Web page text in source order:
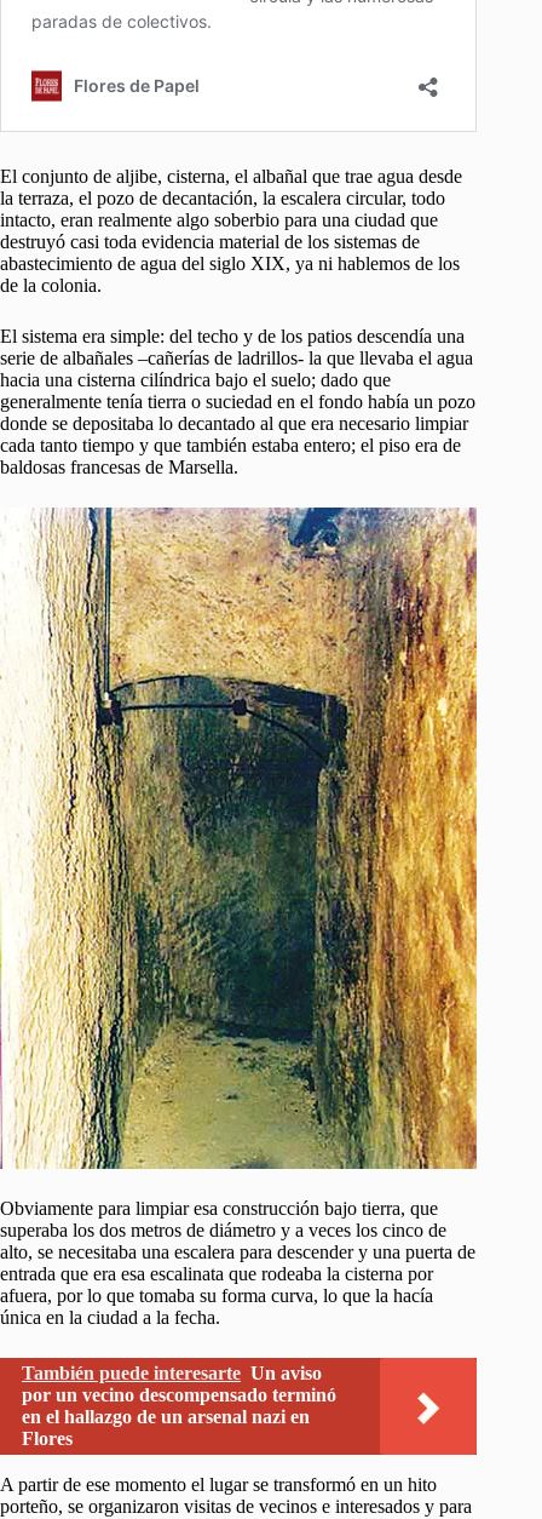
El conjunto de aljibe, cisterna, el albañal que trae agua desde
la terraza, el pozo de decantación, la escalera circular, todo
intacto, eran realmente algo soberbio para una ciudad que
destruyó casi toda evidencia material de los sistemas de
abastecimiento de agua del siglo XIX, ya ni hablemos de los
de la colonia.
El sistema era simple: del techo y de los patios descendía una
serie de albañales –cañerías de ladrillos- la que llevaba el agua
hacia una cisterna cilíndrica bajo el suelo; dado que
generalmente tenía tierra o suciedad en el fondo había un pozo
donde se depositaba lo decantado al que era necesario limpiar
cada tanto tiempo y que también estaba entero; el piso era de
baldosas francesas de Marsella.
Obviamente para limpiar esa construcción bajo tierra, que
superaba los dos metros de diámetro y a veces los cinco de
alto, se necesitaba una escalera para descender y una puerta de
entrada que era esa escalinata que rodeaba la cisterna por
afuera, por lo que tomaba su forma curva, lo que la hacía
única en la ciudad a la fecha.
También puede interesarte Un aviso
por un vecino descompensado terminó
en el hallazgo de un arsenal nazi en
Flores
A partir de ese momento el lugar se transformó en un hito
porteño, se organizaron visitas de vecinos e interesados y para